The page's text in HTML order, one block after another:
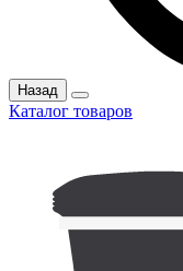
Назад
Каталог товаров